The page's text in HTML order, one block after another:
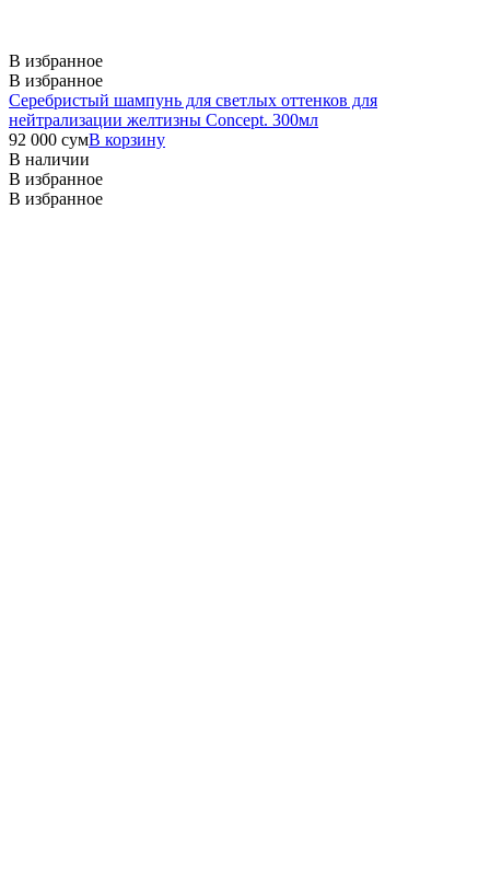
В избранное
В избранное
Серебристый шампунь для светлых оттенков для
нейтрализации желтизны Concept. 300мл
92 000 сумВ корзину
В наличии
В избранное
В избранное